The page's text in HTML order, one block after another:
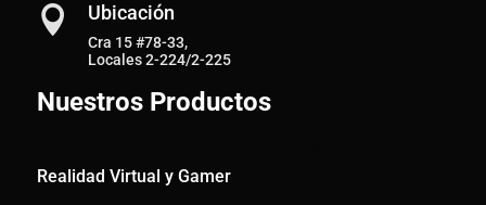
 Ubicación
Cra 15 #78-33,
Locales 2-224/2-225
Nuestros Productos
Realidad Virtual y Gamer